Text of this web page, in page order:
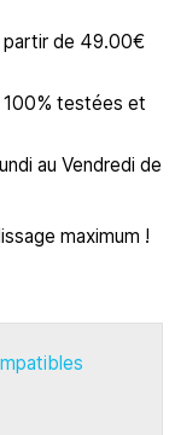
partir de 49.00€
100% testées et
au Vendredi de
maximum !